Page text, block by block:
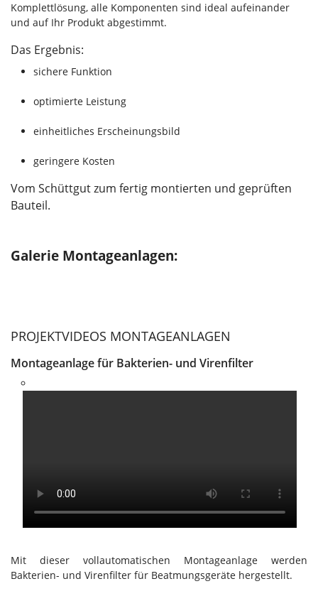
Komplettlösung, alle Komponenten sind ideal aufeinander
und auf Ihr Produkt abgestimmt.
Das Ergebnis:
sichere Funktion
optimierte Leistung
einheitliches Erscheinungsbild
geringere Kosten
Vom Schüttgut zum fertig montierten und geprüften
Bauteil.
Galerie Montageanlagen:
PROJEKTVIDEOS MONTAGEANLAGEN
Montageanlage für Bakterien- und Virenfilter
Mit dieser vollautomatischen Montageanlage werden
Bakterien- und Virenfilter für Beatmungsgeräte hergestellt.